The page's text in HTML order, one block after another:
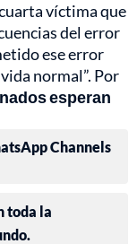
víctima que
del error
ese error
normal”. Por
esperan
Channels
toda la